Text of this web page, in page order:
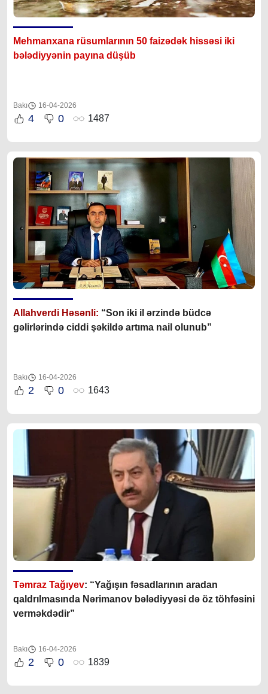
Mehmanxana rüsumlarının 50 faizədək hissəsi iki
bələdiyyənin payına düşüb
Bakı 16-04-2026
4 0 1487
Allahverdi Həsənli: “Son iki il ərzində büdcə
gəlirlərində ciddi şəkildə artıma nail olunub”
Bakı 16-04-2026
2 0 1643
Təmraz Tağıyev: “Yağışın fəsadlarının aradan
qaldrılmasında Nərimanov bələdiyyəsi də öz töhfəsini
verməkdədir”
Bakı 16-04-2026
2 0 1839